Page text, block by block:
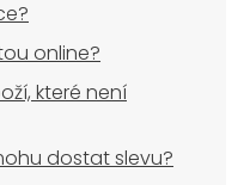
online?
které není
dostat slevu?